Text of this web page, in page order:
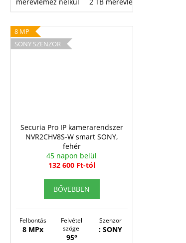
8 MP
SONY SZENZOR
Securia Pro IP kamerarendszer
NVR2CHV8S-W smart SONY,
fehér
45 napon belül
132 600 Ft-tól
BŐVEBBEN
Felbontás
8 MPx
Felvétel
szöge
95°
Szenzor
: SONY